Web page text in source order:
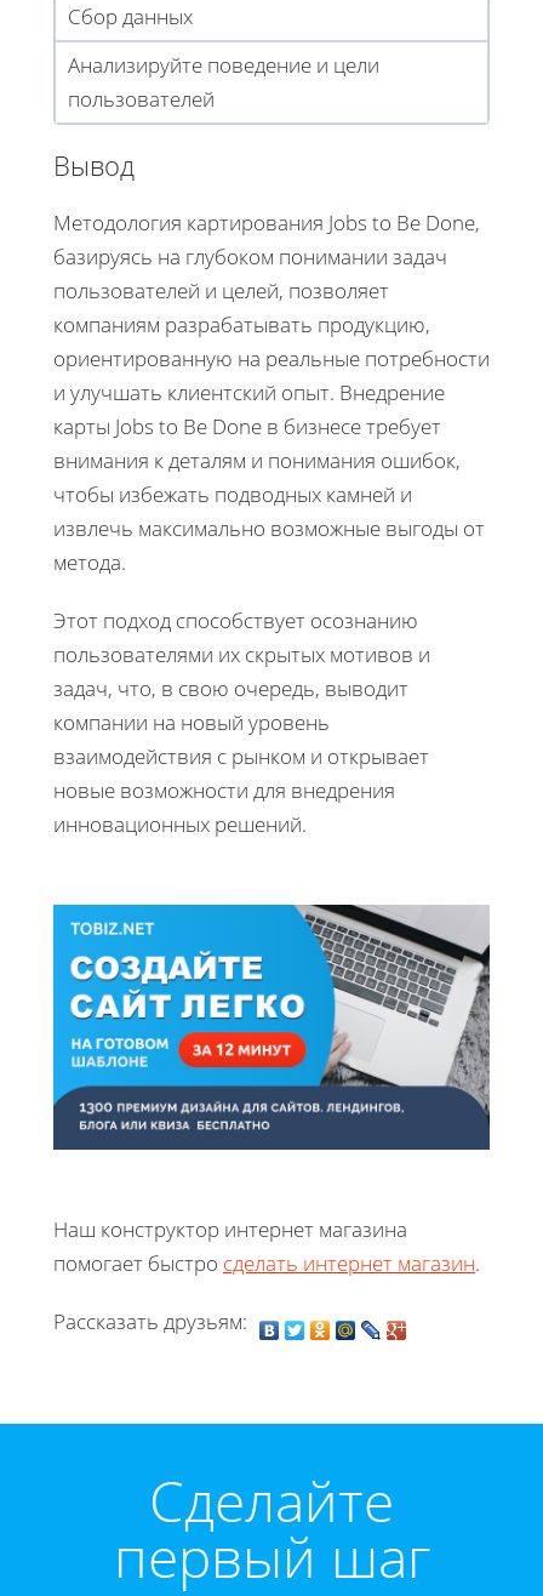
Сбор данных
Анализируйте поведение и цели
пользователей
Вывод
Методология картирования Jobs to Be Done,
базируясь на глубоком понимании задач
пользователей и целей, позволяет
компаниям разрабатывать продукцию,
ориентированную на реальные потребности
и улучшать клиентский опыт. Внедрение
карты Jobs to Be Done в бизнесе требует
внимания к деталям и понимания ошибок,
чтобы избежать подводных камней и
извлечь максимально возможные выгоды от
метода.
Этот подход способствует осознанию
пользователями их скрытых мотивов и
задач, что, в свою очередь, выводит
компании на новый уровень
взаимодействия с рынком и открывает
новые возможности для внедрения
инновационных решений.
Наш конструктор интернет магазина
помогает быстро сделать интернет магазин.
Рассказать друзьям:
Cделайте
первый шаг